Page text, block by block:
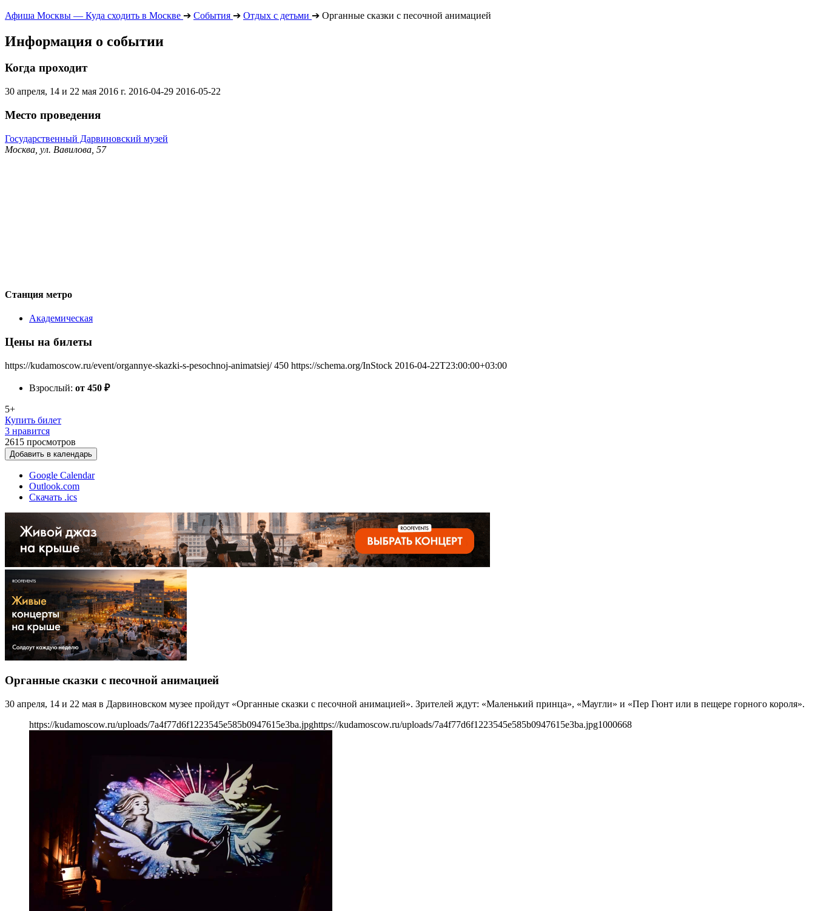
Афиша Москвы — Куда сходить в Москве ➔ События ➔ Отдых с детьми ➔ Органные сказки с песочной анимацией
Информация о событии
Когда проходит
30 апреля, 14 и 22 мая 2016 г. 2016-04-29 2016-05-22
Место проведения
Государственный Дарвиновский музей
Москва, ул. Вавилова, 57
Станция метро
Академическая
Цены на билеты
https://kudamoscow.ru/event/organnye-skazki-s-pesochnoj-animatsiej/ 450 https://schema.org/InStock 2016-04-22T23:00:00+03:00
Взрослый: от 450 ₽
5+
Купить билет
3 нравится
2615 просмотров
Добавить в календарь
Google Calendar
Outlook.com
Скачать .ics
Органные сказки с песочной анимацией
30 апреля, 14 и 22 мая в Дарвиновском музее пройдут «Органные сказки с песочной анимацией». Зрителей ждут: «Маленький принца», «Маугли» и «Пер Гюнт или в пещере горного короля».
https://kudamoscow.ru/uploads/7a4f77d6f1223545e585b0947615e3ba.jpghttps://kudamoscow.ru/uploads/7a4f77d6f1223545e585b0947615e3ba.jpg1000668